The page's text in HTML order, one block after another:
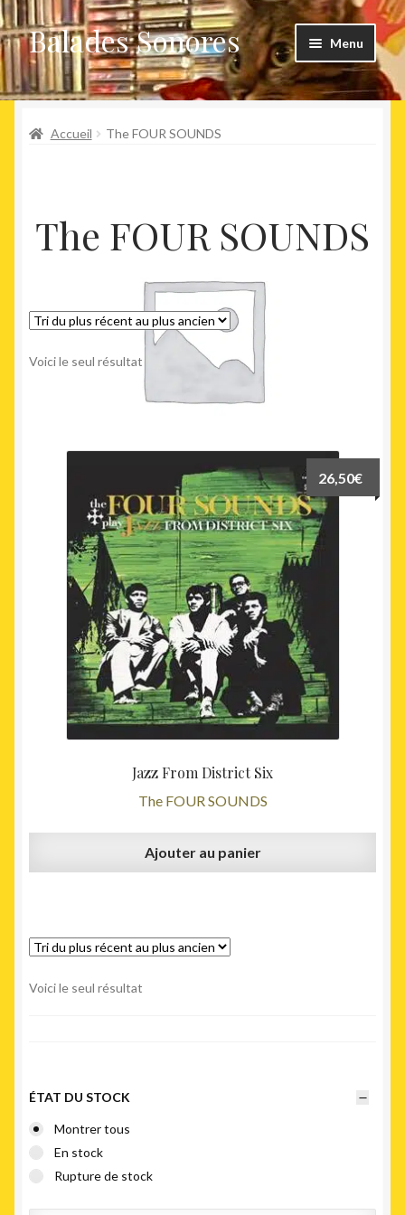
Aller
à
la
navigation
Aller
au
contenu
Balades Sonores Menu
Boutique
Nouveaux arrivages
Agenda
Accueil The FOUR SOUNDS
The FOUR SOUNDS
Voici le seul résultat
Jazz From District Six
The FOUR SOUNDS
26,50€
Ajouter au panier
Voici le seul résultat
ÉTAT DU STOCK
Montrer tous
En stock
Rupture de stock